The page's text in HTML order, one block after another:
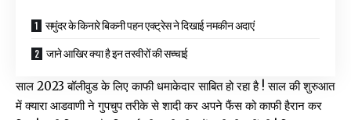
समुंदर के किनारे बिकनी पहन एक्ट्रेस ने दिखाई नमकीन अदाएं
जाने आखिर क्या है इन तस्वीरों की सच्चाई
साल 2023 बॉलीवुड के लिए काफी धमाकेदार साबित हो रहा है ! साल की शुरुआत
में क्यारा आडवाणी ने गुपचुप तरीके से शादी कर अपने फैंस को काफी हैरान कर